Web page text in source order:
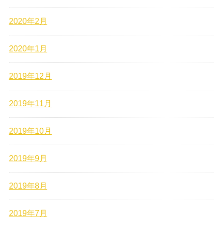
2020年2月
2020年1月
2019年12月
2019年11月
2019年10月
2019年9月
2019年8月
2019年7月